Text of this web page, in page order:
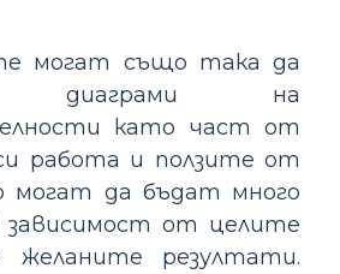
могат също така да
диаграми на
като част от
работа и ползите от
могат да бъдат много
зависимост от целите
желаните резултати.